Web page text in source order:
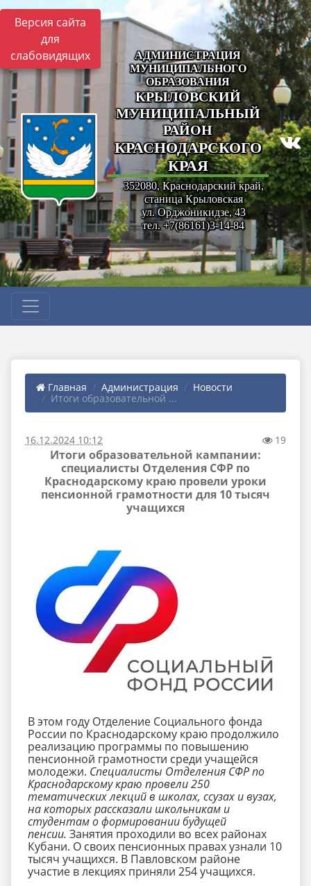
Версия сайта
для
слабовидящих
АДМИНИСТРАЦИЯ
МУНИЦИПАЛЬНОГО
ОБРАЗОВАНИЯ
КРЫЛОВСКИЙ
МУНИЦИПАЛЬНЫЙ
РАЙОН
КРАСНОДАРСКОГО
КРАЯ
352080, Краснодарский край,
станица Крыловская
ул. Орджоникидзе, 43
тел. +7(86161)3-14-84
Главная Администрация
Новости
Итоги образовательной ...
16.12.2024 10:12 19
Итоги образовательной кампании:
специалисты Отделения СФР по
Краснодарскому краю провели уроки
пенсионной грамотности для 10 тысяч
учащихся
В этом году Отделение Социального фонда
России по Краснодарскому краю продолжило
реализацию программы по повышению
пенсионной грамотности среди учащейся
молодежи. Специалисты Отделения СФР по
Краснодарскому краю провели 250
тематических лекций в школах, ссузах и вузах,
на которых рассказали школьникам и
студентам о формировании будущей
пенсии. Занятия проходили во всех районах
Кубани. О своих пенсионных правах узнали 10
тысяч учащихся. В Павловском районе
участие в лекциях приняли 254 учащихся.